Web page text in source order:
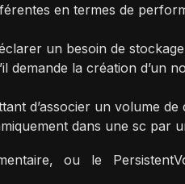
en termes de
un besoin de
demande la création d’un
d’associer un volume
dans une sc par
ou le